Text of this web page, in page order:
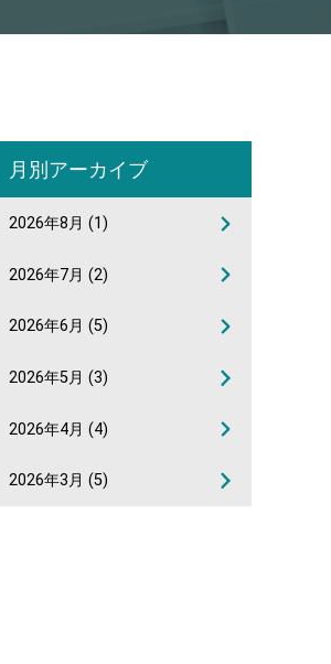
月別アーカイブ
2026年8月 (1)
2026年7月 (2)
2026年6月 (5)
2026年5月 (3)
2026年4月 (4)
2026年3月 (5)